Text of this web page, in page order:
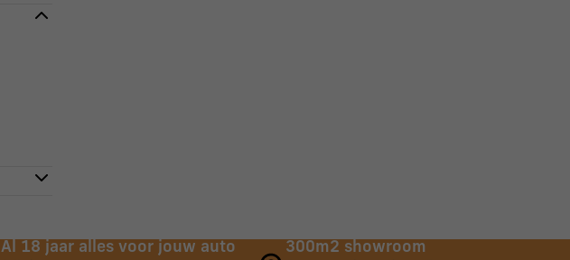
Al 18 jaar alles voor jouw auto
300m2 showroom